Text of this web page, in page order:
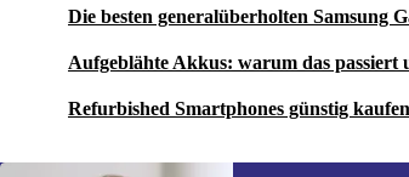
Die besten generalüberholten Samsung
Aufgeblähte Akkus: warum das passiert
Refurbished Smartphones günstig